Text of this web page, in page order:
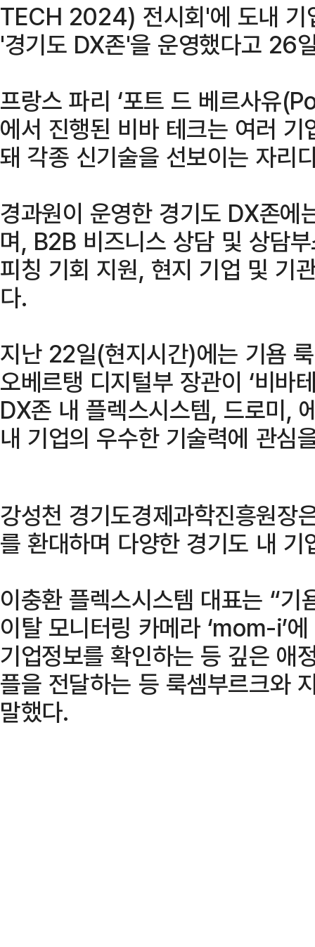
TECH 2024) 전시회'에 도내 기
'경기도 DX존'을 운영했다고 26
프랑스 파리 ‘포트 드 베르사유
에서 진행된 비바 테크는 여러
돼 각종 신기술을 선보이는 자리
경과원이 운영한 경기도 DX존에
며, B2B 비즈니스 상담 및 상담
피칭 기회 지원, 현지 기업 및 기
다.
지난 22일(현지시간)에는 기욤
오베르탱 디지털부 장관이 ‘비
DX존 내 플렉스시스템, 드로미,
내 기업의 우수한 기술력에 관심
강성천 경기도경제과학진흥원장
를 환대하며 다양한 경기도 내
이충환 플렉스시스템 대표는 “
이탈 모니터링 카메라 ‘mom-i’
기업정보를 확인하는 등 깊은 애
플을 전달하는 등 룩셈부르크와
말했다.